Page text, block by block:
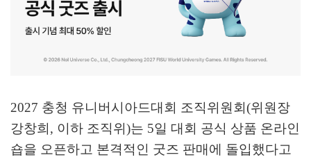
2027 충청 유니버시아드대회 조직위원회 (위원장
강창희 , 이하 조직위 )는 5일 대회 공식 상품 온라인
숍을 오픈하고 본격적인 굿즈 판매에 돌입했다고